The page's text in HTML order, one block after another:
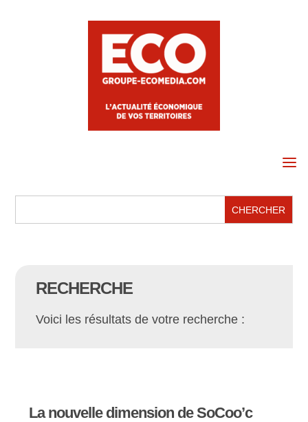
a
RECHERCHE
Voici les résultats de votre recherche :
La nouvelle dimension de SoCoo’c